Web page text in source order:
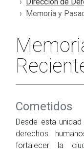
Dirección de
Memoria y
Cometidos
Desde esta
derechos
fortalecer la